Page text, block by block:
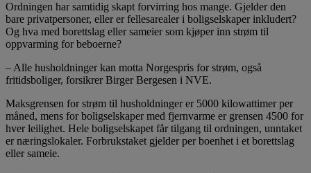
Ordningen har samtidig skapt forvirring hos mange. Gjelder den
bare privatpersoner, eller er fellesarealer i boligselskaper inkludert?
Og hva med borettslag eller sameier som kjøper inn strøm til
oppvarming for beboerne?
– Alle husholdninger kan motta Norgespris for strøm, også
fritidsboliger, forsikrer Birger Bergesen i NVE.
Maksgrensen for strøm til husholdninger er 5000 kilowattimer per
måned, mens for boligselskaper med fjernvarme er grensen 4500 for
hver leilighet. Hele boligselskapet får tilgang til ordningen, unntaket
er næringslokaler. Forbrukstaket gjelder per boenhet i et borettslag
eller sameie.